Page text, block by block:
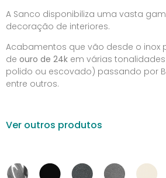
A Sanco disponibiliza uma vasta
decoração de interiores.
Acabamentos que vão desde o inox
de ouro de 24k em várias
polido ou escovado) passando por
entre outros.
Ver outros produtos